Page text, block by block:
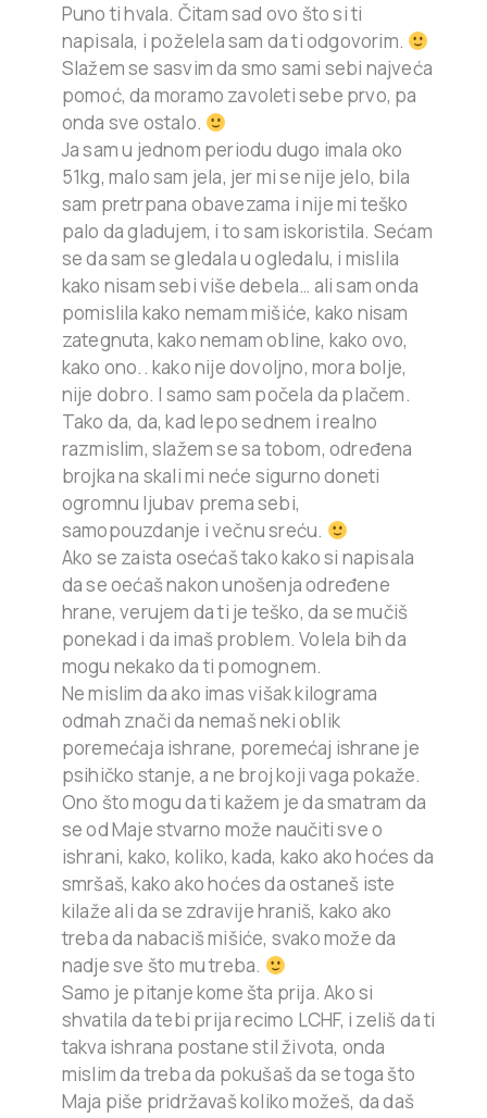
Puno ti hvala. Čitam sad ovo što si ti
napisala, i poželela sam da ti odgovorim.
Slažem se sasvim da smo sami sebi najveća
pomoć, da moramo zavoleti sebe prvo, pa
onda sve ostalo.
Ja sam u jednom periodu dugo imala oko
51kg, malo sam jela, jer mi se nije jelo, bila
sam pretrpana obavezama i nije mi teško
palo da gladujem, i to sam iskoristila. Sećam
se da sam se gledala u ogledalu, i mislila
kako nisam sebi više debela… ali sam onda
pomislila kako nemam mišiće, kako nisam
zategnuta, kako nemam obline, kako ovo,
kako ono.. kako nije dovoljno, mora bolje,
nije dobro. I samo sam počela da plačem.
Tako da, da, kad lepo sednem i realno
razmislim, slažem se sa tobom, određena
brojka na skali mi neće sigurno doneti
ogromnu ljubav prema sebi,
samopouzdanje i večnu sreću.
Ako se zaista osećaš tako kako si napisala
da se oećaš nakon unošenja određene
hrane, verujem da ti je teško, da se mučiš
ponekad i da imaš problem. Volela bih da
mogu nekako da ti pomognem.
Ne mislim da ako imas višak kilograma
odmah znači da nemaš neki oblik
poremećaja ishrane, poremećaj ishrane je
psihičko stanje, a ne broj koji vaga pokaže.
Ono što mogu da ti kažem je da smatram da
se od Maje stvarno može naučiti sve o
ishrani, kako, koliko, kada, kako ako hoćes da
smršaš, kako ako hoćes da ostaneš iste
kilaže ali da se zdravije hraniš, kako ako
treba da nabaciš mišiće, svako može da
nadje sve što mu treba.
Samo je pitanje kome šta prija. Ako si
shvatila da tebi prija recimo LCHF, i zeliš da ti
takva ishrana postane stil života, onda
mislim da treba da pokušaš da se toga što
Maja piše pridržavaš koliko možeš, da daš